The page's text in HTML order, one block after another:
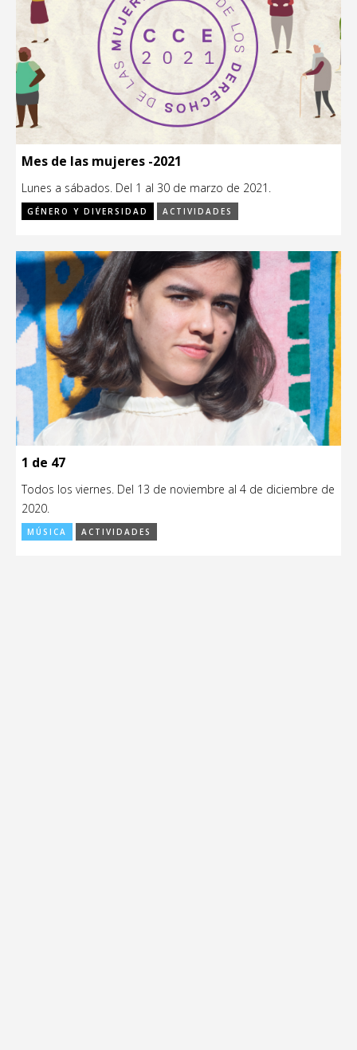
Mes de las mujeres -2021
Lunes a sábados. Del 1 al 30 de marzo de 2021.
GÉNERO Y DIVERSIDAD ACTIVIDADES
1 de 47
Todos los viernes. Del 13 de noviembre al 4 de diciembre de
2020.
MÚSICA ACTIVIDADES